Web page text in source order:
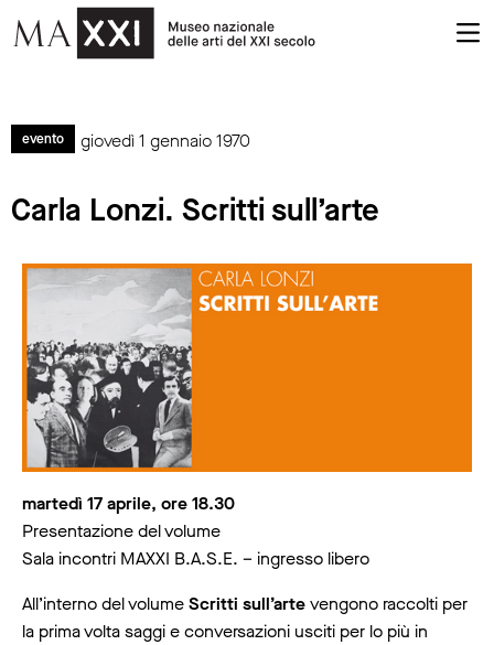
evento giovedì 1 gennaio 1970
Carla Lonzi. Scritti sull’arte
martedì 17 aprile, ore 18.30
Presentazione del volume
Sala incontri MAXXI B.A.S.E. – ingresso libero
All’interno del volumeScritti sull’artevengono raccolti per
la prima volta saggi e conversazioni usciti per lo più in